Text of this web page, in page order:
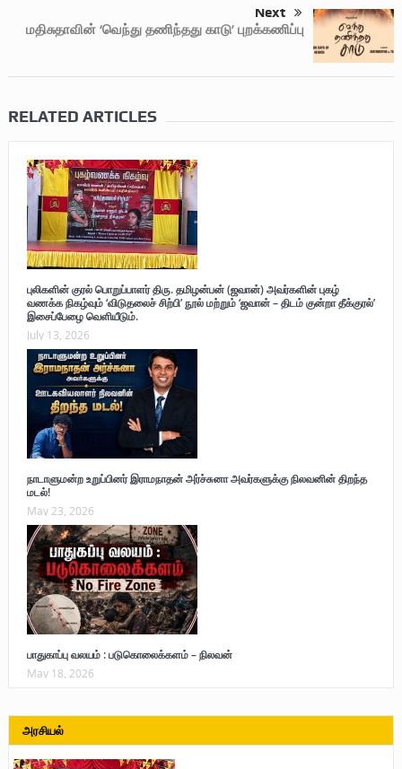
Next
மதிசுதாவின் ‘வெந்து தணிந்தது காடு’ புறக்கணிப்பு
RELATED ARTICLES
புலிகளின் குரல் பொறுப்பாளர் திரு. தமிழன்பன் (ஜவான்) அவர்களின் புகழ்
வணக்க நிகழ்வும் ‘விடுதலைச் சிற்பி’ நூல் மற்றும் ‘ஜவான் – திடம் குன்றா தீக்குரல்’
இசைப்பேழை வெளியீடும்.
July 13, 2026
நாடாளுமன்ற உறுப்பினர் இராமநாதன் அர்ச்சுனா அவர்களுக்கு நிலவனின் திறந்த
மடல்!
May 23, 2026
பாதுகாப்பு வலயம் : படுகொலைக்களம் – நிலவன்
May 18, 2026
அரசியல்